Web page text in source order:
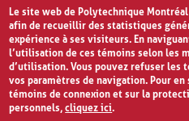
Le site web de Polytechnique
afin de recueillir des statistiques
expérience à ses visiteurs. En
l’utilisation de ces témoins selon les
d’utilisation. Vous pouvez refuser les
vos paramètres de navigation. Pour
témoins de connexion et sur la
personnels,cliquez ici.